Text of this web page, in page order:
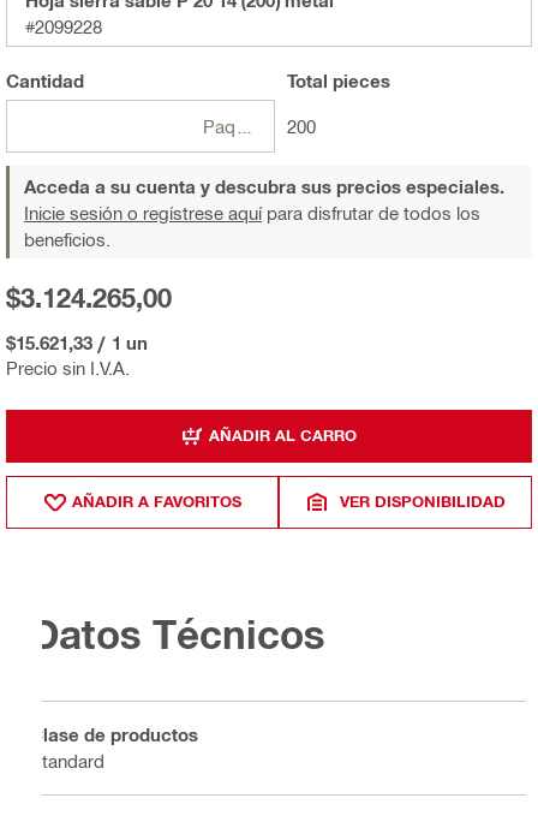
#2099228
Cantidad Total pieces
200
Acceda a su cuenta y descubra sus precios especiales.
Inicie sesión o regístrese aquípara disfrutar de todos los
beneficios.
Precio sin I.V.A.
$3.124.265,00
$15.621,33 / 1 un
AÑADIR AL CARRO
AÑADIR A FAVORITOS VER DISPONIBILIDAD
Datos Técnicos
Clase de productos
Standard